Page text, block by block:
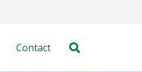
Contact